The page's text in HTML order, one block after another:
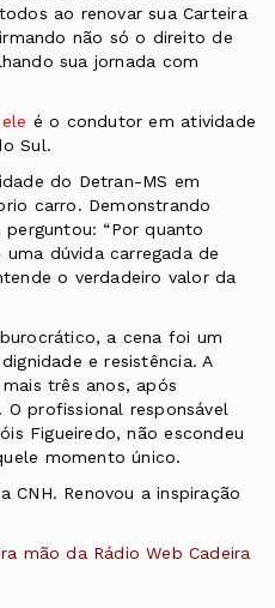
ao renovar sua Carteira
não só o direito de
sua jornada com
ele é o condutor em atividade
Sul.
do Detran-MS em
carro. Demonstrando
“Por quanto
dúvida carregada de
o verdadeiro valor da
a cena foi um
e resistência. A
três anos, após
profissional responsável
Figueiredo, não escondeu
momento único.
CNH. Renovou a inspiração
mão da Rádio Web Cadeira